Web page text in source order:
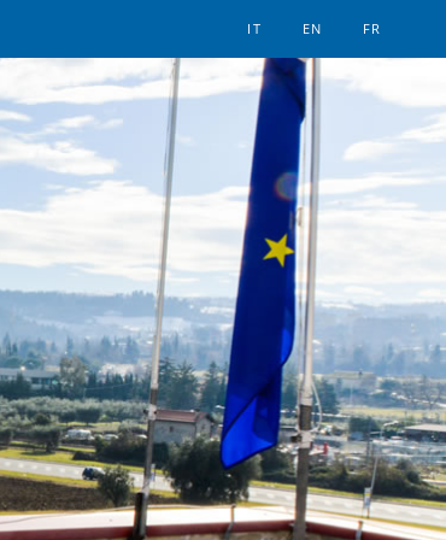
IT EN FR